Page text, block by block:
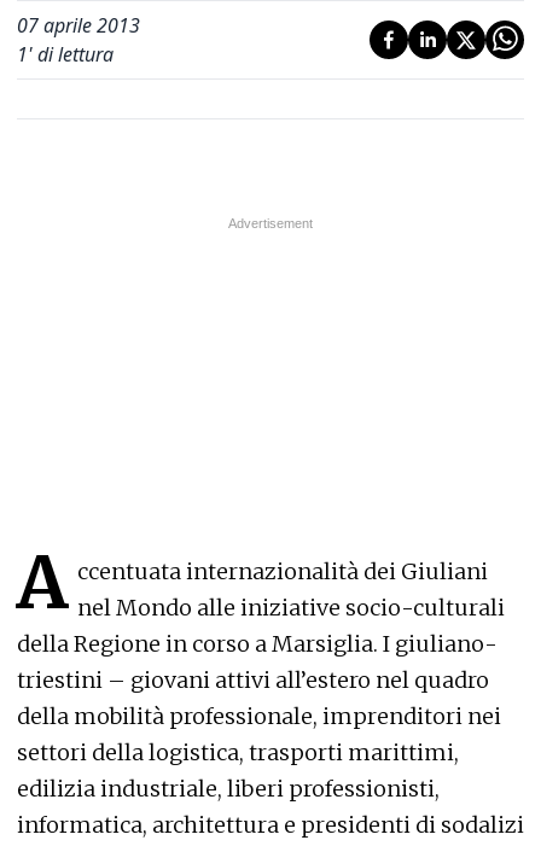
07 aprile 2013
1' di lettura
A ccentuata internazionalità dei Giuliani
nel Mondo alle iniziative socio-culturali
della Regione in corso a Marsiglia. I giuliano-
triestini – giovani attivi all’estero nel quadro
della mobilità professionale, imprenditori nei
settori della logistica, trasporti marittimi,
edilizia industriale, liberi professionisti,
informatica, architettura e presidenti di sodalizi